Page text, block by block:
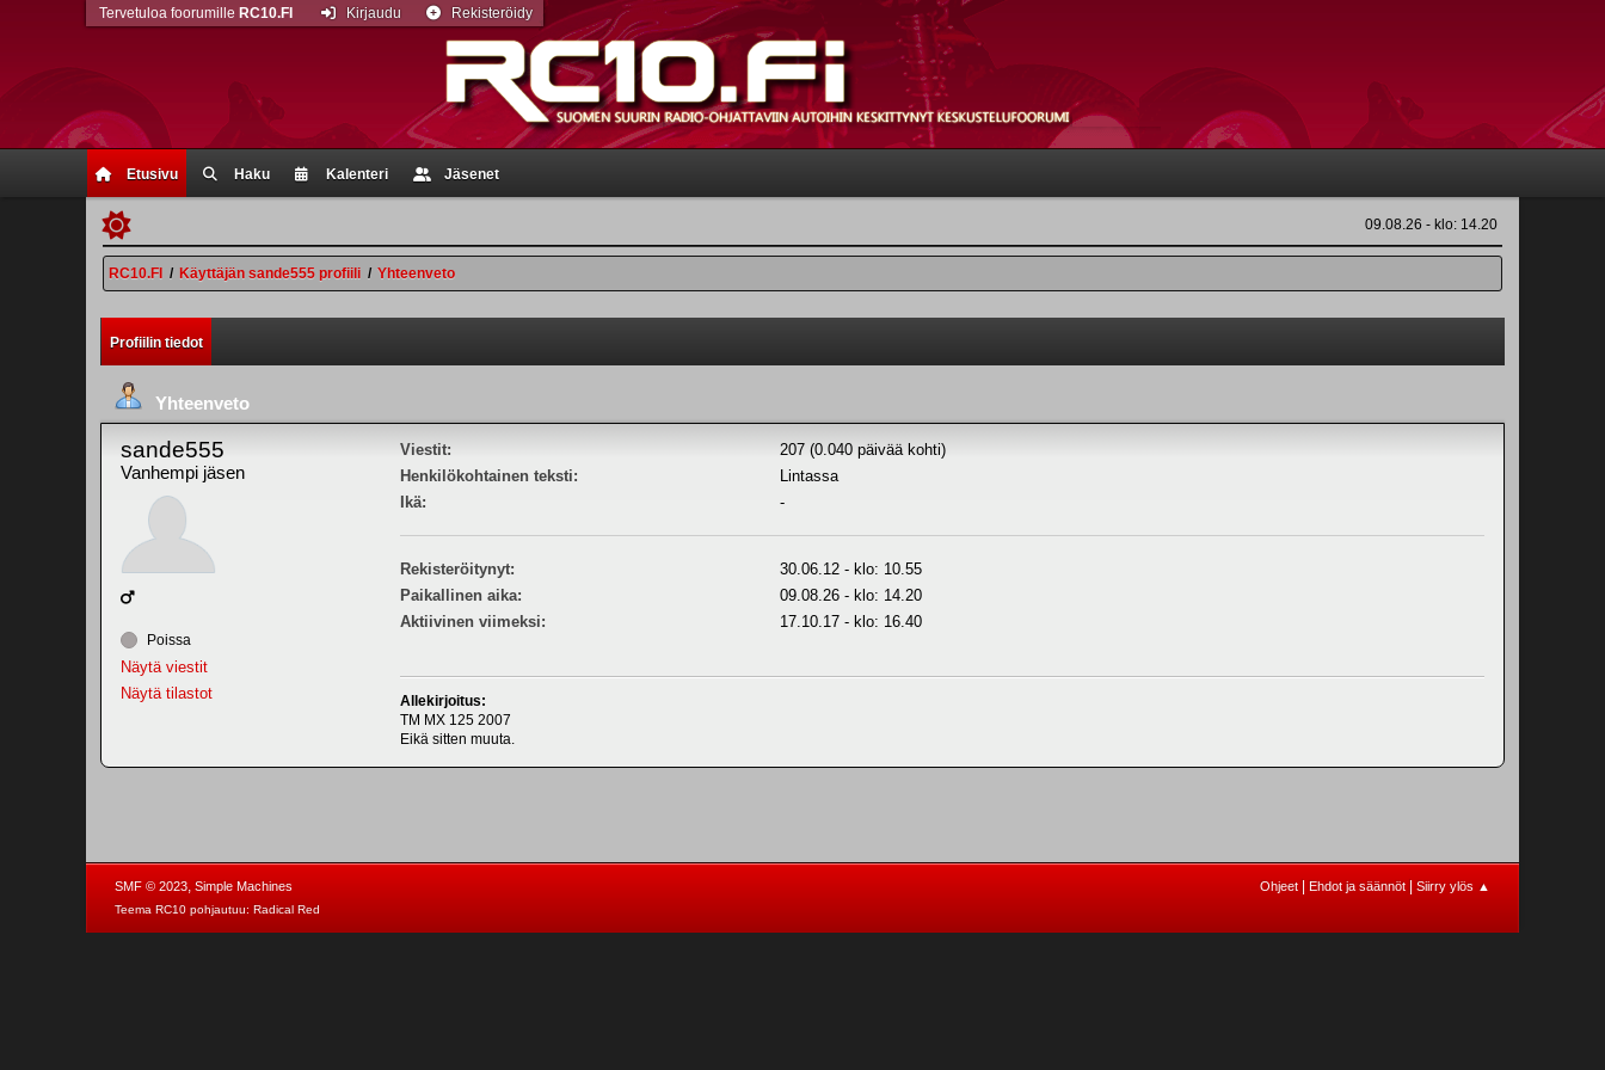
Etusivu Haku Kalenteri Jäsenet
Tervetuloa foorumille RC10.FI Kirjaudu Rekisteröidy
09.08.26 - klo: 14.20
RC10.FI / Käyttäjän sande555 profiili / Yhteenveto
Profiilin tiedot
Yhteenveto
sande555
Vanhempi jäsen
Poissa
Näytä viestit
Näytä tilastot
Viestit:
207 (0.040 päivää kohti)
Henkilökohtainen teksti:
Lintassa
Ikä:
-
Rekisteröitynyt:
30.06.12 - klo: 10.55
Paikallinen aika:
09.08.26 - klo: 14.20
Aktiivinen viimeksi:
17.10.17 - klo: 16.40
Allekirjoitus:
TM MX 125 2007
Eikä sitten muuta.
Ohjeet Ehdot ja säännöt Siirry ylös ▲
SMF © 2023, Simple Machines
Teema RC10 pohjautuu: Radical Red